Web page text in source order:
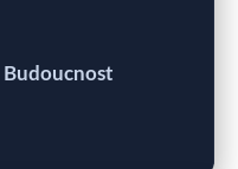
Budoucnost